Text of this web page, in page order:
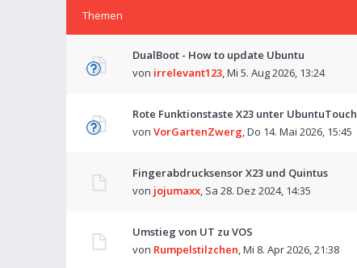
Themen
DualBoot - How to update Ubuntu
von irrelevant123,Mi 5. Aug 2026, 13:24
Rote Funktionstaste X23 unter UbuntuTouch
von VorGartenZwerg,Do 14. Mai 2026, 15:45
Fingerabdrucksensor X23 und Quintus
von jojumaxx, Sa 28. Dez 2024, 14:35
Umstieg von UT zu VOS
von Rumpelstilzchen,Mi 8. Apr 2026, 21:38